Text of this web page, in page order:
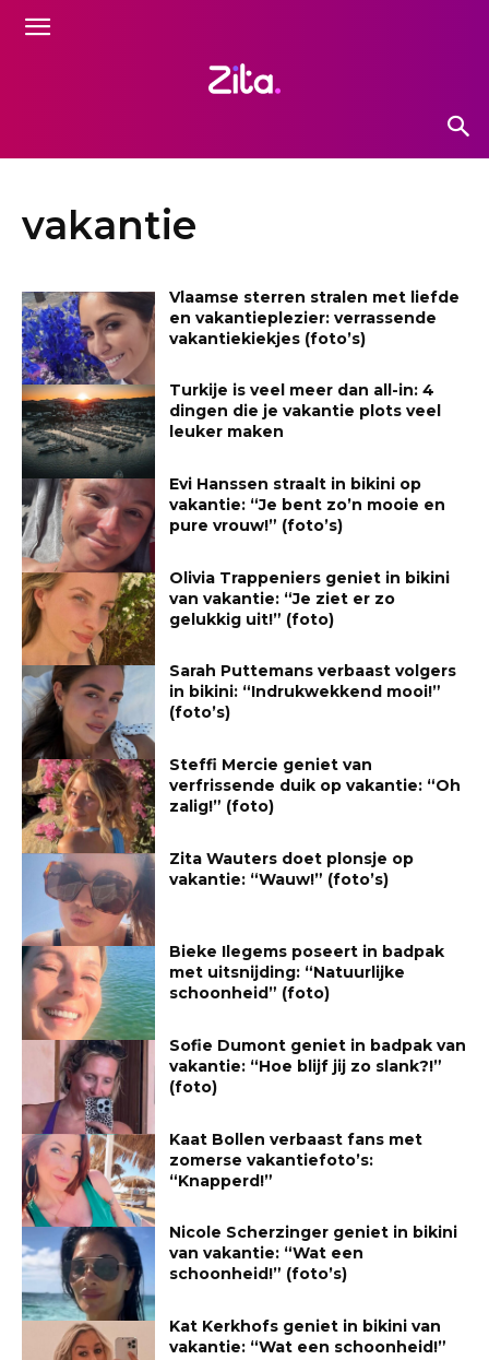
vakantie
Vlaamse sterren stralen met liefde
en vakantieplezier: verrassende
vakantiekiekjes (foto’s)
Turkije is veel meer dan all-in: 4
dingen die je vakantie plots veel
leuker maken
Evi Hanssen straalt in bikini op
vakantie: “Je bent zo’n mooie en
pure vrouw!” (foto’s)
Olivia Trappeniers geniet in bikini
van vakantie: “Je ziet er zo
gelukkig uit!” (foto)
Sarah Puttemans verbaast volgers
in bikini: “Indrukwekkend mooi!”
(foto’s)
Steffi Mercie geniet van
verfrissende duik op vakantie: “Oh
zalig!” (foto)
Zita Wauters doet plonsje op
vakantie: “Wauw!” (foto’s)
Bieke Ilegems poseert in badpak
met uitsnijding: “Natuurlijke
schoonheid” (foto)
Sofie Dumont geniet in badpak van
vakantie: “Hoe blijf jij zo slank?!”
(foto)
Kaat Bollen verbaast fans met
zomerse vakantiefoto’s:
“Knapperd!”
Nicole Scherzinger geniet in bikini
van vakantie: “Wat een
schoonheid!” (foto’s)
Kat Kerkhofs geniet in bikini van
vakantie: “Wat een schoonheid!”